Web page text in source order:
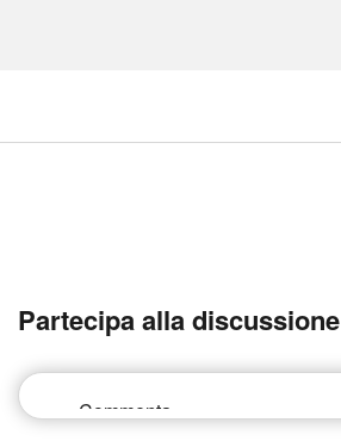
Partecipa alla discussione